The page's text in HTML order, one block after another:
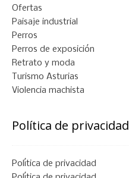
Ofertas
Paisaje industrial
Perros
Perros de exposición
Retrato y moda
Turismo Asturias
Violencia machista
Política de privacidad
Política de privacidad